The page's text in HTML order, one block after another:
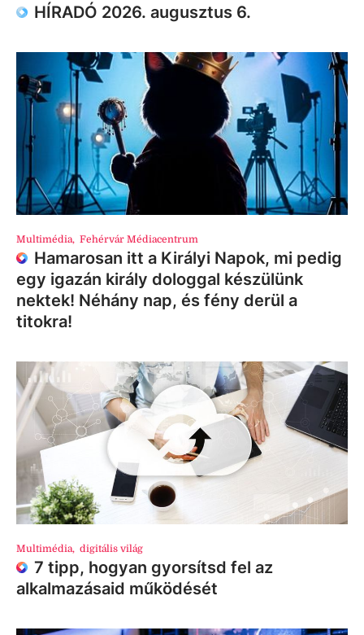
HÍRADÓ 2026. augusztus 6.
Multimédia, Fehérvár Médiacentrum
Hamarosan itt a Királyi Napok, mi pedig
egy igazán király dologgal készülünk
nektek! Néhány nap, és fény derül a
titokra!
Multimédia, digitális világ
7 tipp, hogyan gyorsítsd fel az
alkalmazásaid működését